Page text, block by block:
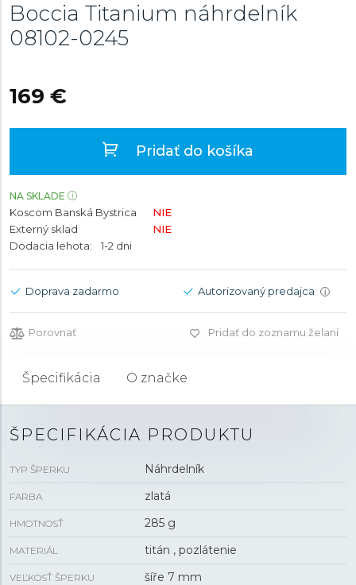
Boccia Titanium náhrdelník
08102-0245
169 €
Pridať do košíka
NA SKLADE
Koscom Banská Bystrica
NIE
Externý sklad
NIE
Dodacia lehota:
1-2 dni
Doprava zadarmo Autorizovaný predajca i
Porovnať Pridať do zoznamu želaní
Špecifikácia O značke
ŠPECIFIKÁCIA PRODUKTU
TYP ŠPERKU Náhrdelník
FARBA zlatá
HMOTNOSŤ 285 g
MATERIÁL titán , pozlátenie
VEĽKOSŤ ŠPERKU šíře 7 mm